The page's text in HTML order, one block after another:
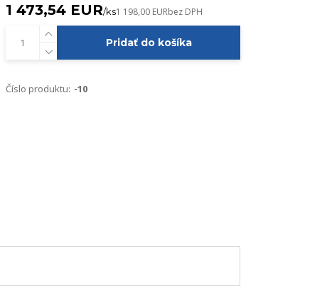
1 473,54 EUR/ks1 198,00 EURbez DPH
Pridať do košíka
Číslo produktu: -10